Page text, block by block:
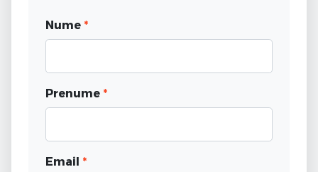
Nume *
Prenume *
Email *